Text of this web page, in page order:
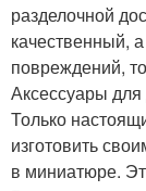
разделочной
качественный,
повреждений,
Аксессуары для
Только
изготовить
в миниатюре.